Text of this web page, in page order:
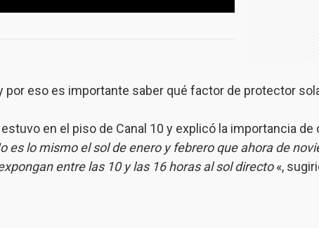
por eso es importante saber qué factor de protector
en el piso de Canal 10 y explicó la importancia
es lo mismo el sol de enero y febrero que ahora de
entre las 10 y las 16 horas al sol directo«,